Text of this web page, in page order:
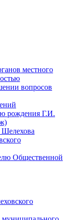
местного
вопросов
рождения Г.И.
Общественной